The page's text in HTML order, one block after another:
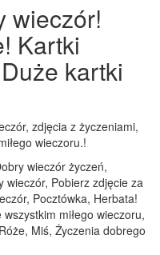
wieczór!
Kartki
kartki
zdjęcia z życzeniami,
wieczoru.!
wieczór życzeń,
wieczór, Pobierz zdjęcie za
Pocztówka, Herbata!
miłego wieczoru,
Miś, Życzenia dobrego